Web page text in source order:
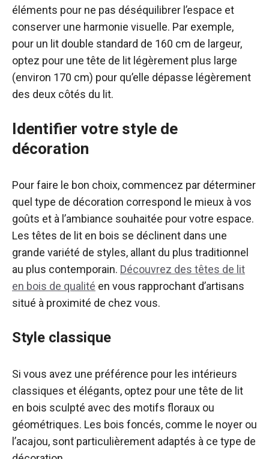
éléments pour ne pas déséquilibrer l’espace et
conserver une harmonie visuelle. Par exemple,
pour un lit double standard de 160 cm de largeur,
optez pour une tête de lit légèrement plus large
(environ 170 cm) pour qu’elle dépasse légèrement
des deux côtés du lit.
Identifier votre style de
décoration
Pour faire le bon choix, commencez par déterminer
quel type de décoration correspond le mieux à vos
goûts et à l’ambiance souhaitée pour votre espace.
Les têtes de lit en bois se déclinent dans une
grande variété de styles, allant du plus traditionnel
au plus contemporain. Découvrez des têtes de lit
en bois de qualité en vous rapprochant d’artisans
situé à proximité de chez vous.
Style classique
Si vous avez une préférence pour les intérieurs
classiques et élégants, optez pour une tête de lit
en bois sculpté avec des motifs floraux ou
géométriques. Les bois foncés, comme le noyer ou
l’acajou, sont particulièrement adaptés à ce type de